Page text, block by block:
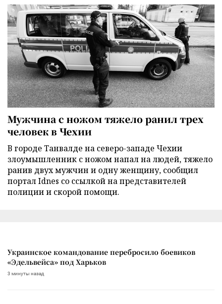
Мужчина с ножом тяжело ранил трех
человек в Чехии
В городе Танвалде на северо-западе Чехии
злоумышленник с ножом напал на людей, тяжело
ранив двух мужчин и одну женщину, сообщил
портал Idnes со ссылкой на представителей
полиции и скорой помощи.
Украинское командование перебросило боевиков
«Эдельвейса» под Харьков
3 минуты назад